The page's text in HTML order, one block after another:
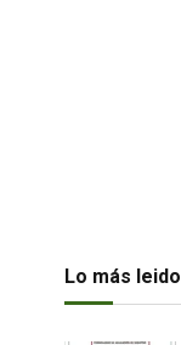
Lo más leido